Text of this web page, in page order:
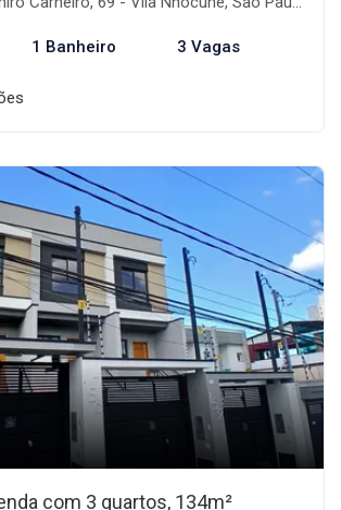
1 Banheiro 3 Vagas
com 3 quartos, 134m²